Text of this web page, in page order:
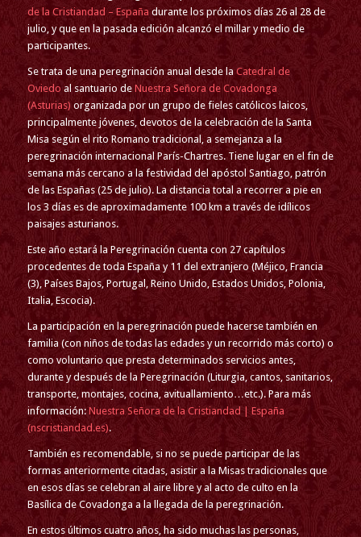
de la Cristiandad – España durante los próximos días 26 al 28 de
julio, y que en la pasada edición alcanzó el millar y medio de
participantes.
Se trata de una peregrinación anual desde la Catedral de
Oviedo al santuario de Nuestra Señora de Covadonga
(Asturias) organizada por un grupo de fieles católicos laicos,
principalmente jóvenes, devotos de la celebración de la Santa
Misa según el rito Romano tradicional, a semejanza a la
peregrinación internacional París-Chartres. Tiene lugar en el fin de
semana más cercano a la festividad del apóstol Santiago, patrón
de las Españas (25 de julio). La distancia total a recorrer a pie en
los 3 días es de aproximadamente 100 km a través de idílicos
paisajes asturianos.
Este año estará la Peregrinación cuenta con 27 capítulos
procedentes de toda España y 11 del extranjero (Méjico, Francia
(3), Países Bajos, Portugal, Reino Unido, Estados Unidos, Polonia,
Italia, Escocia).
La participación en la peregrinación puede hacerse también en
familia (con niños de todas las edades y un recorrido más corto) o
como voluntario que presta determinados servicios antes,
durante y después de la Peregrinación (Liturgia, cantos, sanitarios,
transporte, montajes, cocina, avituallamiento…etc.). Para más
información:Nuestra Señora de la Cristiandad | España
(nscristiandad.es).
También es recomendable, si no se puede participar de las
formas anteriormente citadas, asistir a la Misas tradicionales que
en esos días se celebran al aire libre y al acto de culto en la
Basílica de Covadonga a la llegada de la peregrinación.
En estos últimos cuatro años, ha sido muchas las personas,